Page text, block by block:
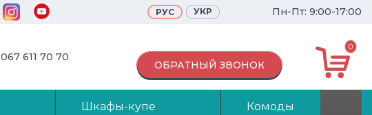
РУС УКР Пн-Пт: 9:00-17:00
067 611 70 70
ОБРАТНЫЙ ЗВОНОК
0
Шкафы-купе Комоды